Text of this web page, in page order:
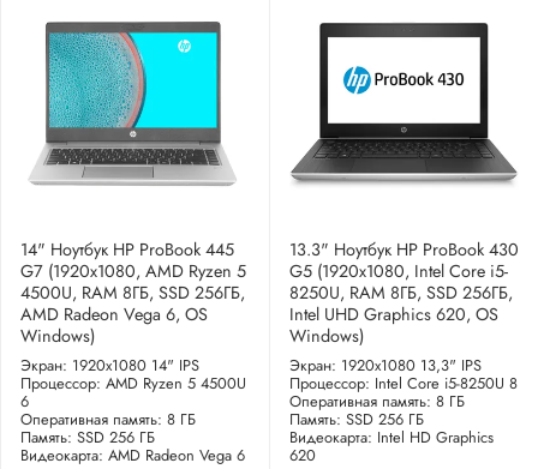
14" Ноутбук HP ProBook 445
G7 (1920x1080, AMD Ryzen 5
4500U, RAM 8ГБ, SSD 256ГБ,
AMD Radeon Vega 6, OS
Windows)
Экран: 1920x1080 14" IPS
Процессор: AMD Ryzen 5 4500U
6
Оперативная память: 8 ГБ
Память: SSD 256 ГБ
Видеокарта: AMD Radeon Vega 6
13.3" Ноутбук HP ProBook 430
G5 (1920x1080, Intel Core i5-
8250U, RAM 8ГБ, SSD 256ГБ,
Intel UHD Graphics 620, OS
Windows)
Экран: 1920x1080 13,3" IPS
Процессор: Intel Core i5-8250U 8
Оперативная память: 8 ГБ
Память: SSD 256 ГБ
Видеокарта: Intel HD Graphics
620